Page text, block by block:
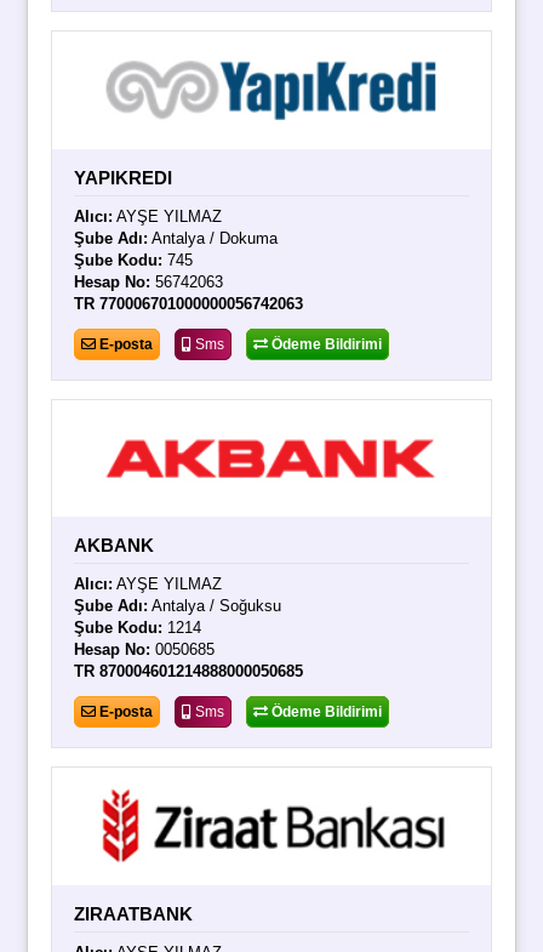
YAPIKREDI
Alıcı: AYŞE YILMAZ
Şube Adı: Antalya / Dokuma
Şube Kodu: 745
Hesap No: 56742063
TR 770006701000000056742063
E-posta Sms Ödeme Bildirimi
AKBANK
Alıcı: AYŞE YILMAZ
Şube Adı: Antalya / Soğuksu
Şube Kodu: 1214
Hesap No: 0050685
TR 870004601214888000050685
E-posta Sms Ödeme Bildirimi
ZIRAATBANK